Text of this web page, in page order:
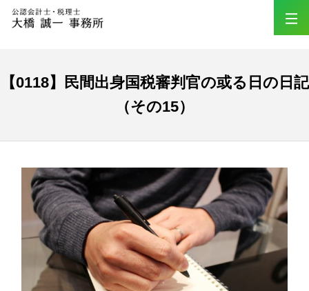
【0118】民間出身国税審判官の或る日の日記
（その15）